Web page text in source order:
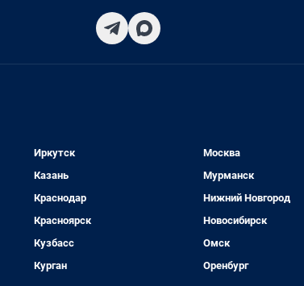
Иркутск
Казань
Краснодар
Красноярск
Кузбасс
Курган
Москва
Мурманск
Нижний Новгород
Новосибирск
Омск
Оренбург